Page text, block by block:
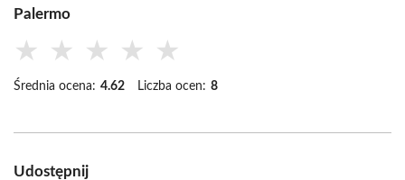
Palermo
★ ★ ★ ★ ★
Średnia ocena: 4.62 Liczba ocen: 8
Udostępnij